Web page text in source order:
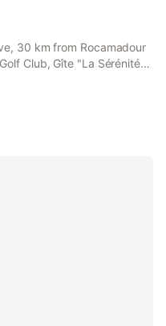
des dommages
Rez-de-
30 km from Rocamadour
Club, Gîte "La Sérénité
features accommodation